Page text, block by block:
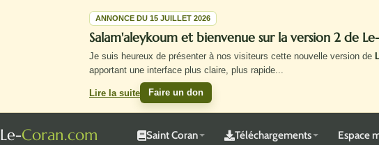
ANNONCE DU 15 JUILLET 2026
Salam'aleykoum et bienvenue sur la version 2 de
Je suis heureux de présenter à nos visiteurs cette nouvelle version de
apportant une interface plus claire, plus rapide...
Lire la suite Faire un don
Le-Coran.com Saint Coran Téléchargements Espace